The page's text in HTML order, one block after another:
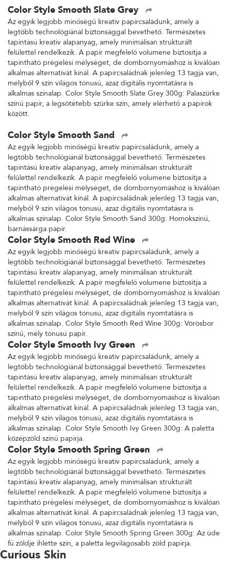
Color Style Smooth Slate Grey
Az egyik legjobb minőségű kreatív papírcsaládunk, amely a
legtöbb technológiánál biztonsággal bevethető. Természetes
tapintású kreatív alapanyag, amely minimálisan strukturált
felülettel rendelkezik. A papír megfelelő volumene biztosítja a
tapintható prégelési mélységet, de dombornyomáshoz is kiválóan
alkalmas alternatívát kínál. A papírcsaládnak jelenleg 13 tagja van,
melyből 9 szín világos tónusú, azaz digitális nyomtatásra is
alkalmas színalap. Color Style Smooth Slate Grey 300g: Palaszürke
színű papír, a legsötétebb szürke szín, amely elérhető a papírok
között.
Color Style Smooth Sand
Az egyik legjobb minőségű kreatív papírcsaládunk, amely a
legtöbb technológiánál biztonsággal bevethető. Természetes
tapintású kreatív alapanyag, amely minimálisan strukturált
felülettel rendelkezik. A papír megfelelő volumene biztosítja a
tapintható prégelési mélységet, de dombornyomáshoz is kiválóan
alkalmas alternatívát kínál. A papírcsaládnak jelenleg 13 tagja van,
melyből 9 szín világos tónusú, azaz digitális nyomtatásra is
alkalmas színalap. Color Style Smooth Sand 300g: Homokszínű,
barnássárga papír.
Color Style Smooth Red Wine
Az egyik legjobb minőségű kreatív papírcsaládunk, amely a
legtöbb technológiánál biztonsággal bevethető. Természetes
tapintású kreatív alapanyag, amely minimálisan strukturált
felülettel rendelkezik. A papír megfelelő volumene biztosítja a
tapintható prégelési mélységet, de dombornyomáshoz is kiválóan
alkalmas alternatívát kínál. A papírcsaládnak jelenleg 13 tagja van,
melyből 9 szín világos tónusú, azaz digitális nyomtatásra is
alkalmas színalap. Color Style Smooth Red Wine 300g: Vörösbor
színű, mély tónusú papír.
Color Style Smooth Ivy Green
Az egyik legjobb minőségű kreatív papírcsaládunk, amely a
legtöbb technológiánál biztonsággal bevethető. Természetes
tapintású kreatív alapanyag, amely minimálisan strukturált
felülettel rendelkezik. A papír megfelelő volumene biztosítja a
tapintható prégelési mélységet, de dombornyomáshoz is kiválóan
alkalmas alternatívát kínál. A papírcsaládnak jelenleg 13 tagja van,
melyből 9 szín világos tónusú, azaz digitális nyomtatásra is
alkalmas színalap. Color Style Smooth Ivy Green 300g: A paletta
középzöld színű papírja.
Color Style Smooth Spring Green
Az egyik legjobb minőségű kreatív papírcsaládunk, amely a
legtöbb technológiánál biztonsággal bevethető. Természetes
tapintású kreatív alapanyag, amely minimálisan strukturált
felülettel rendelkezik. A papír megfelelő volumene biztosítja a
tapintható prégelési mélységet, de dombornyomáshoz is kiválóan
alkalmas alternatívát kínál. A papírcsaládnak jelenleg 13 tagja van,
melyből 9 szín világos tónusú, azaz digitális nyomtatásra is
alkalmas színalap. Color Style Smooth Spring Green 300g: Az üde
fű zöldje ihlette szín, a paletta legvilágosabb zöld papírja.
Curious Skin